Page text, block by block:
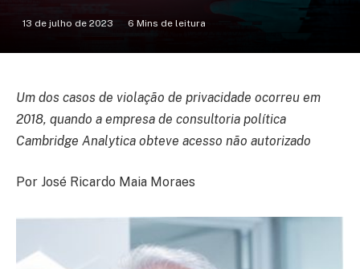
13 de julho de 2023 6 Mins de leitura
Um dos casos de violação de privacidade ocorreu em
2018, quando a empresa de consultoria política
Cambridge Analytica obteve acesso não autorizado
Por José Ricardo Maia Moraes